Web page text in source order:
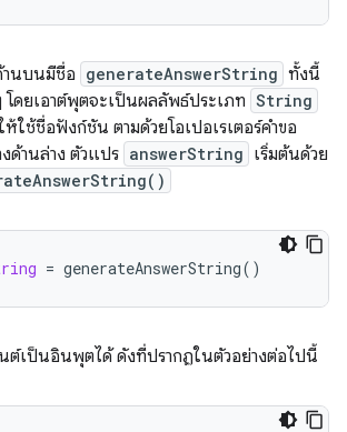
านบนมีชื่อ generateAnswerString ทั้งนี้
ดยเอาต์พุตจะเป็นผลลัพธ์ประเภท String
ห้ใช้ชื่อฟังก์ชัน ตามด้วยโอเปอเรเตอร์คำขอ
ด้านล่าง ตัวแปร answerString เริ่มต้นด้วย
= generateAnswerString()
ต์เป็นอินพุตได้ ดังที่ปรากฏในตัวอย่างต่อไปนี้